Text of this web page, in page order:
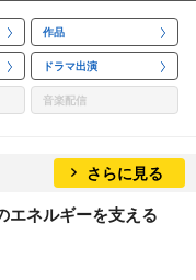
作品
ドラマ出演
音楽配信
さらに見る
エネルギーを支える